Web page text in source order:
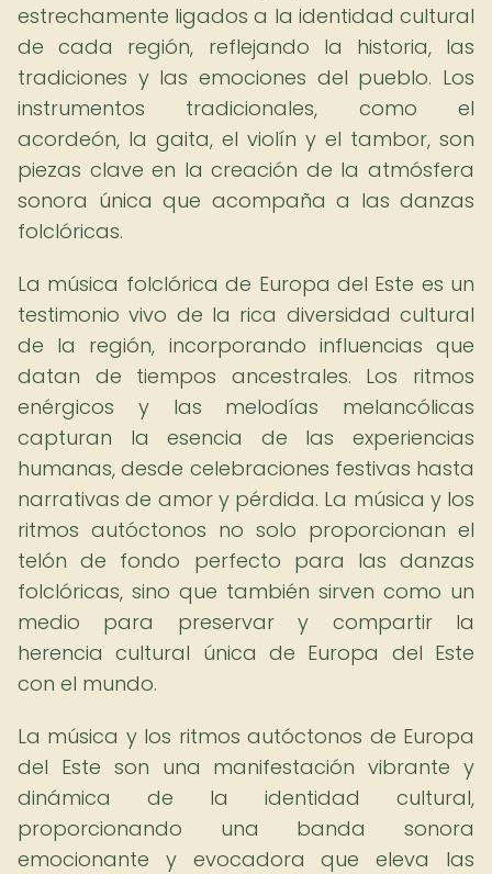
estrechamente ligados a la identidad cultural
de cada región, reflejando la historia, las
tradiciones y las emociones del pueblo. Los
instrumentos tradicionales, como el
acordeón, la gaita, el violín y el tambor, son
piezas clave en la creación de la atmósfera
sonora única que acompaña a las danzas
folclóricas.
La música folclórica de Europa del Este es un
testimonio vivo de la rica diversidad cultural
de la región, incorporando influencias que
datan de tiempos ancestrales. Los ritmos
enérgicos y las melodías melancólicas
capturan la esencia de las experiencias
humanas, desde celebraciones festivas hasta
narrativas de amor y pérdida. La música y los
ritmos autóctonos no solo proporcionan el
telón de fondo perfecto para las danzas
folclóricas, sino que también sirven como un
medio para preservar y compartir la
herencia cultural única de Europa del Este
con el mundo.
La música y los ritmos autóctonos de Europa
del Este son una manifestación vibrante y
dinámica de la identidad cultural,
proporcionando una banda sonora
emocionante y evocadora que eleva las